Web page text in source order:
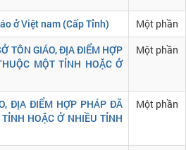
ở Việt nam (Cấp Tỉnh)
Một phần
TÔN GIÁO, ĐỊA ĐIỂM HỢP
MỘT TỈNH HOẶC Ở
Một phần
ĐỊA ĐIỂM HỢP PHÁP ĐÃ
HOẶC Ở NHIỀU TỈNH
Một phần